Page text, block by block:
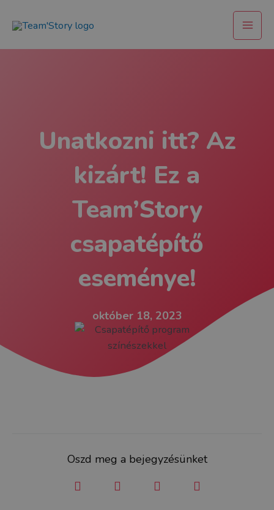
Main
Unatkozni itt? Az
kizárt! Ez a
Team’Story
csapatépítő
eseménye!
október 18, 2023
Oszd meg a bejegyzésünket